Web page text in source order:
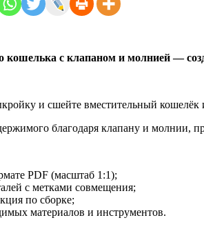
кошелька с клапаном и молнией—
и сшейте вместительный кошелёк
благодаря клапану и молнии,
PDF (масштаб 1 :1);
с метками совмещения;
по сборке;
материалов и инструментов.